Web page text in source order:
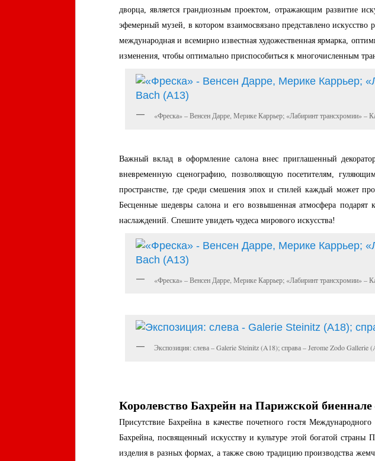
дворца, является грандиозным проектом, отражающим развитие
эфемерный музей, в котором взаимосвязано представлено
международная и всемирно известная художественная ярмарка,
изменения, чтобы оптимально приспособиться к многочисленным
«Фреска» – Венсен Дарре, Мерике Каррьер; «Лабиринт трансхромии» –
Важный вклад в оформление салона внес приглашенный
вневременную сценографию, позволяющую посетителям,
пространстве, где среди смешения эпох и стилей каждый может
Бесценные шедевры салона и его возвышенная атмосфера
наслаждений. Спешите увидеть чудеса мирового искусства!
«Фреска» – Венсен Дарре, Мерике Каррьер; «Лабиринт трансхромии» –
Экспозиция: слева – Galerie Steinitz (A18); справа – Jerome Zodo Gallerie
Королевство Бахрейн на Парижской биеннале
Присутствие Бахрейна в качестве почетного гостя
Бахрейна, посвященный искусству и культуре этой богатой страны
изделия в разных формах, а также свою традицию производства